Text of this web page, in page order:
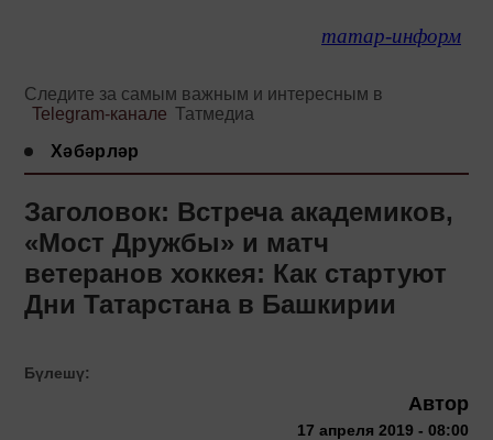
татар-информ
Следите за самым важным и интересным в
Telegram-канале Татмедиа
Хәбәрләр
Заголовок: Встреча академиков,
«Мост Дружбы» и матч
ветеранов хоккея: Как стартуют
Дни Татарстана в Башкирии
Бүлешү:
Автор
17 апреля 2019 - 08:00